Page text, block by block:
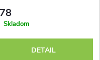
Skladom
DETAIL